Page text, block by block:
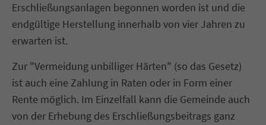
Erschließungsanlagen begonnen worden ist und die
endgültige Herstellung innerhalb von vier Jahren zu
erwarten ist.
Zur "Vermeidung unbilliger Härten" (so das Gesetz)
ist auch eine Zahlung in Raten oder in Form einer
Rente möglich. Im Einzelfall kann die Gemeinde auch
von der Erhebung des Erschließungsbeitrags ganz